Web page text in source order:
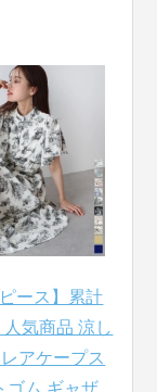
ース】累計
気商品 涼し
アケープス
ゴム ギャザ